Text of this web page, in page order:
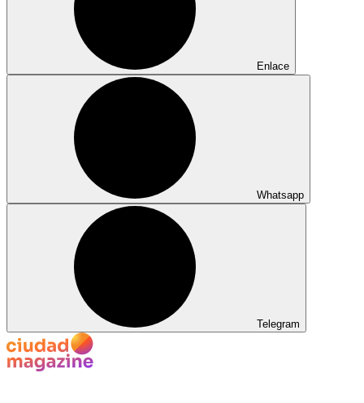
Enlace
Whatsapp
Telegram